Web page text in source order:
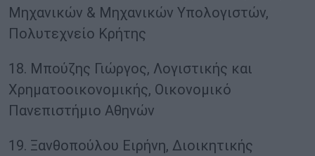
Μηχανικών & Μηχανικών Υπολογιστών,
Πολυτεχνείο Κρήτης
18. Μπούζης Γιώργος, Λογιστικής και
Χρηματοοικονομικής, Οικονομικό
Πανεπιστήμιο Αθηνών
19. Ξανθοπούλου Ειρήνη, Διοικητικής